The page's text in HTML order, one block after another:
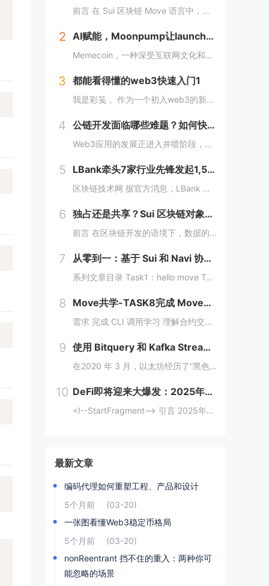
前言 在 Sui 区块链 Move 语言中，泛型（Generic）是一个强大的工具，它允许开发者在编写代码时进行类型或属性的抽象替代。这种抽象极大地提高了代码的灵活性，减少了重复逻辑，并提升了代码的可扩展性。本文将深入探讨 Move 中的...
2 AI赋能，Moonpump让launch先人一步
Memecoin，一种深受互联网文化和幽默所启发的加密货币，近段时间在加密市场中掀起了"meme热“。 只需在社交网络上稍微浏览，就会发现各种meme（迷因），让整个页面变得活泼有趣。这些迷因通过嘲讽和揶揄的方式，轻松地对一些严肃话题进行调...
3 都能看得懂的web3快速入门1
我是彩笺， 作为一个初入web3的新人，在探索阶段发现很多概念、工具都需要花费一定的时间和精力，才能了解到其在web3中所代表的含义。 概念上；像是去中心化、区块链、智能合约... 工具上：钱包、私钥、跨链桥... 在看到web3相...
4 公链开发面临哪些难题？如何快速构建一条区块链？
Web3应用的发展正进入井喷阶段，各大赛道应用项目层出不穷，同时公链赛道也在稳步增长，据Coingecko数据显示，目前收录的L1和L2项目已经超过7000个，这里面不仅有做基础设施的L1，还有许多专注于业务的应用链。公链的发展已不局限于基...
5 LBank牵头7家行业先锋发起1,500万美元DEXX捐赠计划
区块链技术网 据官方消息，LBank 联合 MEXC Ventures、HashKey Capital、SevenX Ventures、Mask Network 等共同发起了对 DEXX 的 1,500 万美元捐赠计划，该计划将为...
6 独占还是共享？Sui 区块链对象所有权的六种管理方式全解析
前言 在区块链开发的语境下，数据的存储和管理方式至关重要。而 Move 语言作为一种专为区块链设计的编程语言，以其灵活的语法和强大的能力系统，成为 Sui 区块链的核心语言。本文将围绕 Move 语言中的结构体展开，解析其在 Sui 区块...
7 从零到一：基于 Sui 和 Navi 协议的 PTB 应用开发教程
系列文章目录 Task1：hello move Task2：move coin Task3：move nft Task4：move game Task5：move swap Task6：sdk ptb 更多精彩内容，敬请期待！️...
8 Move共学-TASK8完成 MoveCTF Lets Move挑战
需求 完成 CLI 调用学习 理解合约交互传值 完成 Move CTF Lets Move 一、任务指南 合约部署地址: 0x097a3833b6b5c62ca6ad10f0509dffdadff7ce31e1...
9 使用 Bitquery 和 Kafka Streams 分析加密支付
在2020 年 3 月，以太坊经历了“黑色星期四”崩盘，数以千计的 DeFi（去中心化金融）清算被同时触发，导致网络费用从 20 gwei 飙升至 200 gwei 以上。那些能够监控并对内存池数据做出反应的人幸存下来，而那些无法做到的人则...
10 DeFi即将迎来大爆发：2025年金融变革的背后逻辑与机会
<!--StartFragment--> 引言 2025年，去中心化金融（DeFi）可能迎来一个重要的爆发时期。根据近期的新闻热点，多个因素正在推动这一趋势的到来。首先，美国政府计划建立比特币战略储备，并配合发行ETF等债务...
最新文章
编码代理如何重塑工程、产品和设计
5个月前
(03-20)
一张图看懂Web3稳定币格局
5个月前
(03-20)
nonReentrant 挡不住的重入：两种你可
能忽略的场景